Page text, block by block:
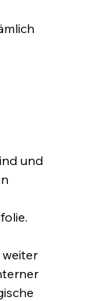
und
weiter